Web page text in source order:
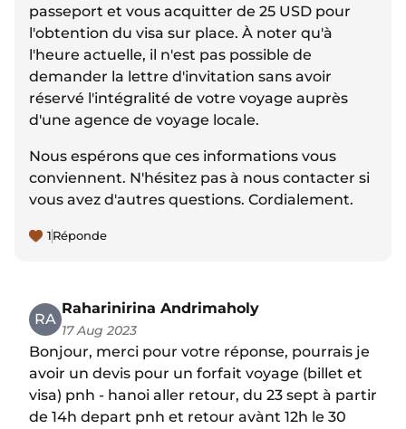
passeport et vous acquitter de 25 USD pour
l'obtention du visa sur place. À noter qu'à
l'heure actuelle, il n'est pas possible de
demander la lettre d'invitation sans avoir
réservé l'intégralité de votre voyage auprès
d'une agence de voyage locale.
Nous espérons que ces informations vous
conviennent. N'hésitez pas à nous contacter si
vous avez d'autres questions. Cordialement.
1 Réponde
RA
Raharinirina Andrimaholy
17 Aug 2023
Bonjour, merci pour votre réponse, pourrais je
avoir un devis pour un forfait voyage (billet et
visa) pnh - hanoi aller retour, du 23 sept à partir
de 14h depart pnh et retour avànt 12h le 30